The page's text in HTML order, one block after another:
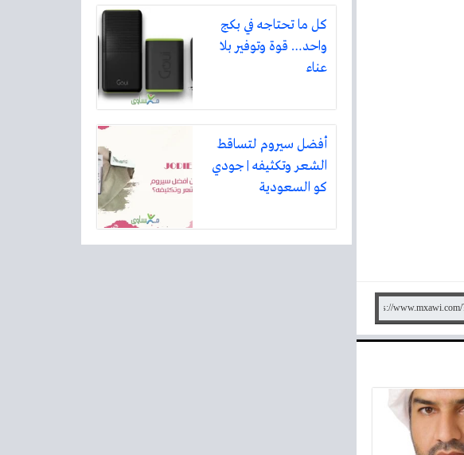
كل ما تحتاجه في بكج
واحد… قوة وتوفير بلا
عناء
أفضل سيروم لتساقط
الشعر وتكثيفه | جودي
كو السعودية